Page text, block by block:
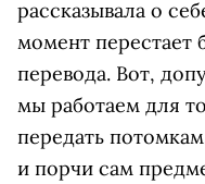
рассказывала о
момент перестает
перевода. Вот,
мы работаем для
передать
и порчи сам